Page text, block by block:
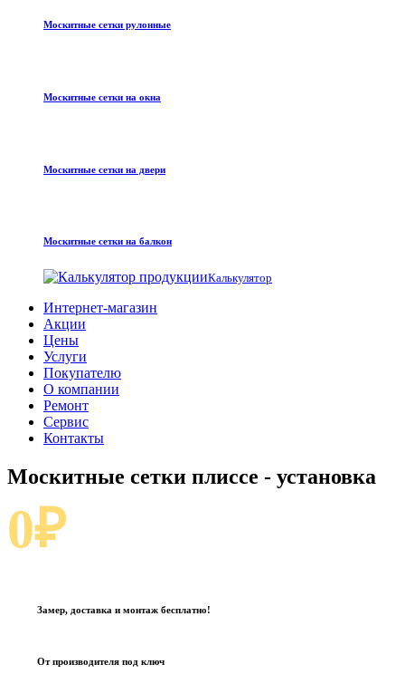
Москитные сетки рулонные
Москитные сетки на окна
Москитные сетки на двери
Москитные сетки на балкон
Калькулятор
Интернет-магазин
Акции
Цены
Услуги
Покупателю
О компании
Ремонт
Сервис
Контакты
Москитные сетки плиссе - установка
0₽
Замер, доставка и монтаж бесплатно!
От производителя под ключ